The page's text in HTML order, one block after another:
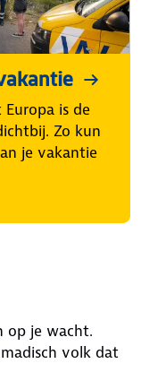
is de
Zo kun
je vakantie
op je wacht.
volk dat